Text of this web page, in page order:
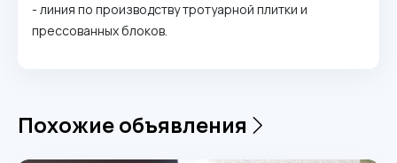
- линия по производству тротуарной плитки и
прессованных блоков.
Похожие объявления